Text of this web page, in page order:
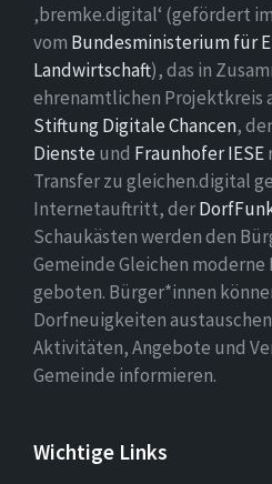
‚bremke.digital‘ (gefördert
vom Bundesministerium für
Landwirtschaft), das in
ehrenamtlichen Projektkreis
Stiftung Digitale Chancen,
Dienste und Fraunhofer IESE
Transfer zu gleichen.digital
Internetauftritt, der
Schaukästen werden den
Gemeinde Gleichen
geboten. Bürger*innen
Dorfneuigkeiten
Aktivitäten, Angebote und
Gemeinde informieren.
Wichtige Links